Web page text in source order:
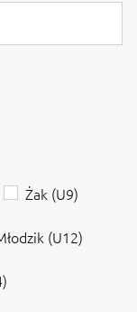
Żak (U9)
(U12)